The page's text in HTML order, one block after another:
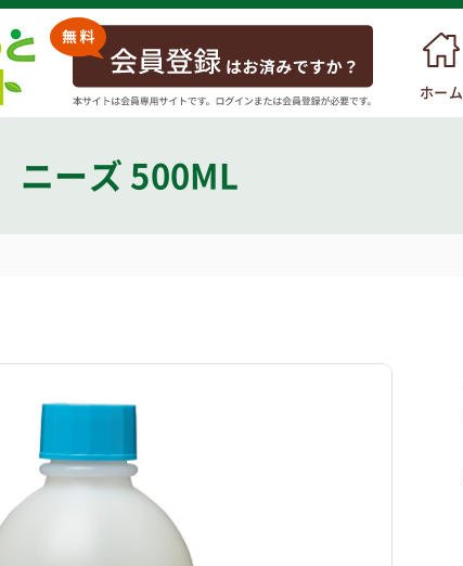
ホーム
ニーズ 500ML